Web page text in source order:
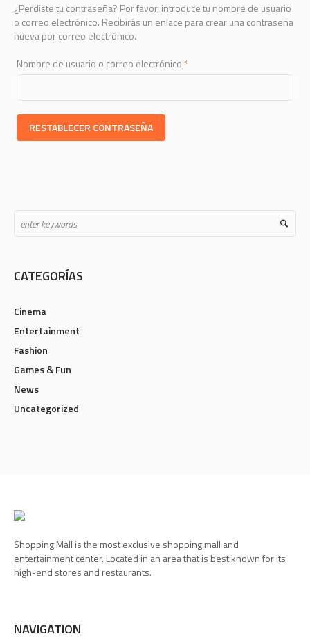
¿Perdiste tu contraseña? Por favor, introduce tu nombre de usuario
o correo electrónico. Recibirás un enlace para crear una contraseña
nueva por correo electrónico.
Nombre de usuario o correo electrónico *Obligatorio
RESTABLECER CONTRASEÑA
CATEGORÍAS
Cinema
Entertainment
Fashion
Games & Fun
News
Uncategorized
Shopping Mall is the most exclusive shopping mall and
entertainment center. Located in an area that is best known for its
high-end stores and restaurants.
NAVIGATION